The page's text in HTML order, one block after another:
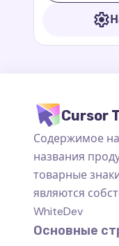
Cursor
Содержимое на
названия
товарные
являются
WhiteDev
Основные